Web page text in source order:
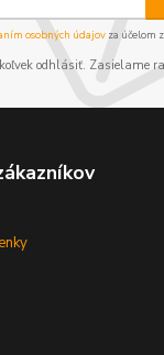
osobných údajov za účelom
odhlásiť. Zasielame